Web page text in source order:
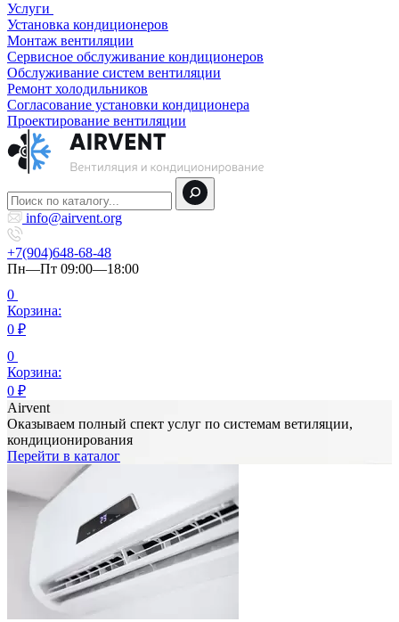
Услуги
Установка кондиционеров
Монтаж вентиляции
Сервисное обслуживание кондиционеров
Обслуживание систем вентиляции
Ремонт холодильников
Согласование установки кондиционера
Проектирование вентиляции
info@airvent.org
+7(904)648-68-48
Пн—Пт 09:00—18:00
0
Корзина:
0 ₽
0
Корзина:
0 ₽
Airvent
Оказываем полный спект услуг по системам ветиляции,
кондиционирования
Перейти в каталог